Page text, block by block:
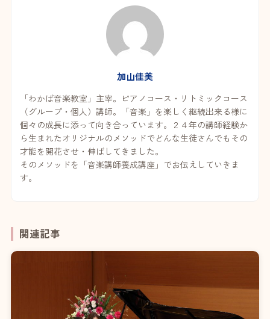
加山佳美
「わかば音楽教室」主宰。ピアノコース・リトミックコース
（グループ・個人）講師。「音楽」を楽しく継続出来る様に
個々の成長に添って向き合っています。２４年の講師経験か
ら生まれたオリジナルのメソッドでどんな生徒さんでもその
才能を開花させ・伸ばしてきました。
そのメソッドを「音楽講師養成講座」でお伝えしていきま
す。
関連記事